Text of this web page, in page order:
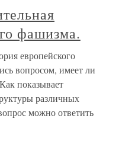
фашизма.
европейского
вопросом, имеет ли
показывает
различных
можно ответить